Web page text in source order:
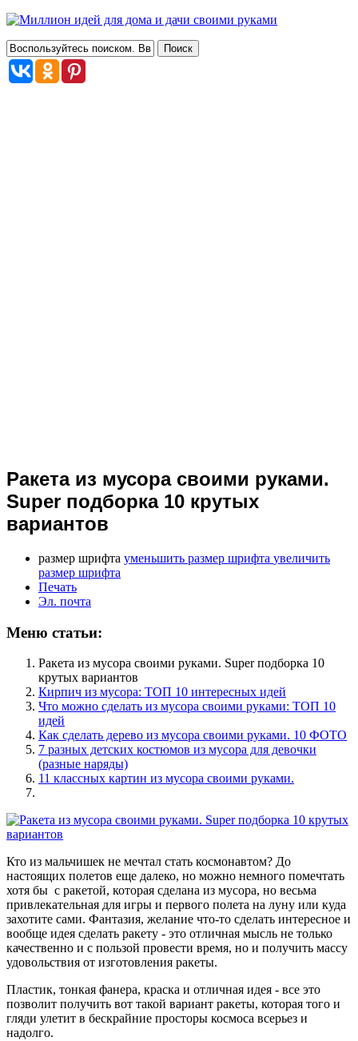
Ракета из мусора своими руками.
Super подборка 10 крутых
вариантов
размер шрифта уменьшить размер шрифта увеличить
размер шрифта
Печать
Эл. почта
Меню статьи:
Ракета из мусора своими руками. Super подборка 10
крутых вариантов
Кирпич из мусора: ТОП 10 интересных идей
Что можно сделать из мусора своими руками: ТОП 10
идей
Как сделать дерево из мусора своими руками. 10 ФОТО
7 разных детских костюмов из мусора для девочки
(разные наряды)
11 классных картин из мусора своими руками.
Кто из мальчишек не мечтал стать космонавтом? До
настоящих полетов еще далеко, но можно немного помечтать
хотя бы с ракетой, которая сделана из мусора, но весьма
привлекательная для игры и первого полета на луну или куда
захотите сами. Фантазия, желание что-то сделать интересное и
вообще идея сделать ракету - это отличная мысль не только
качественно и с пользой провести время, но и получить массу
удовольствия от изготовления ракеты.
Пластик, тонкая фанера, краска и отличная идея - все это
позволит получить вот такой вариант ракеты, которая того и
гляди улетит в бескрайние просторы космоса всерьез и
надолго.